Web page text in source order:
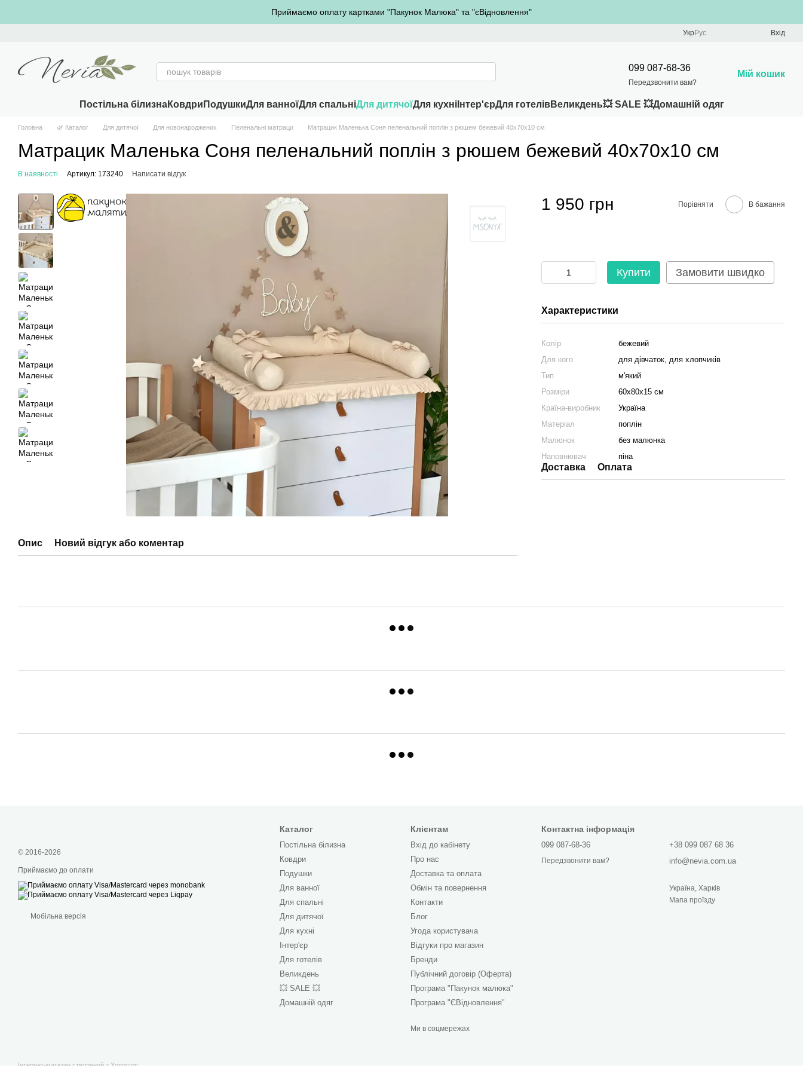
Приймаємо оплату картками "Пакунок Малюка" та "єВідновлення"
УкрРус Вхід
099 087-68-36
Передзвонити вам?
Мій кошик
Постільна білизнаКовдри ПодушкиДля ванноїДля спальніДля дитячоїДля кухніІнтер'єрДля готелівВеликдень💥 SALE 💥Домашній одяг
Головна 🌿 Каталог Для дитячої Для новонароджених Пеленальні матраци Матрацик Маленька Соня пеленальний поплін з рюшем бежевий 40x70x10 см
Матрацик Маленька Соня пеленальний поплін з рюшем бежевий 40x70x10 см
В наявності Артикул: 173240 Написати відгук
Опис Новий відгук або коментар
1 950 грн Порівняти В бажання
Купити Замовити швидко
Характеристики
Колір
бежевий
Для кого
для дівчаток, для хлопчиків
Тип
м'який
Розміри
60x80x15 см
Країна-виробник
Україна
Матеріал
поплін
Малюнок
без малюнка
Наповнювач
піна
Доставка Оплата
© 2016-2026
Приймаємо до оплати
Мобільна версія
Інтернет-магазин створений з Хорошоп
Каталог
Постільна білизна
Ковдри
Подушки
Для ванної
Для спальні
Для дитячої
Для кухні
Інтер'єр
Для готелів
Великдень
💥 SALE 💥
Домашній одяг
Клієнтам
Вхід до кабінету
Про нас
Доставка та оплата
Обмін та повернення
Контакти
Блог
Угода користувача
Відгуки про магазин
Бренди
Публічний договір (Оферта)
Програма "Пакунок малюка"
Програма "ЄВідновлення"
Ми в соцмережах
Контактна інформація
099 087-68-36
Передзвонити вам?
+38 099 087 68 36
info@nevia.com.ua
Україна, Харків
Мапа проїзду